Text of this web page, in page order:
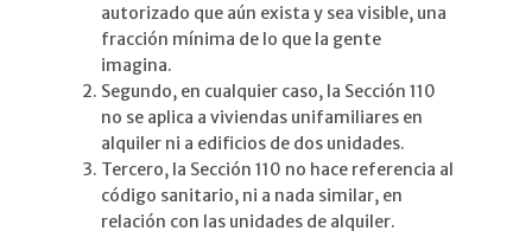
autorizado que aún exista y sea visible, una
fracción mínima de lo que la gente
imagina.
Segundo, en cualquier caso, la Sección 110
no se aplica a viviendas unifamiliares en
alquiler ni a edificios de dos unidades.
Tercero, la Sección 110 no hace referencia al
código sanitario, ni a nada similar, en
relación con las unidades de alquiler.